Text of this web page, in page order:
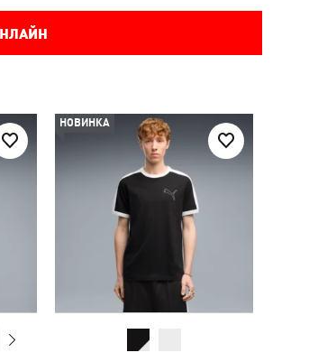
НОВИНКА